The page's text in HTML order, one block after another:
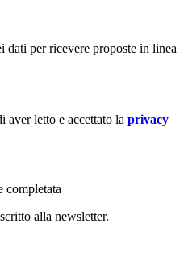
dati per ricevere proposte in linea
letto e accettato la privacy
completata
alla newsletter.